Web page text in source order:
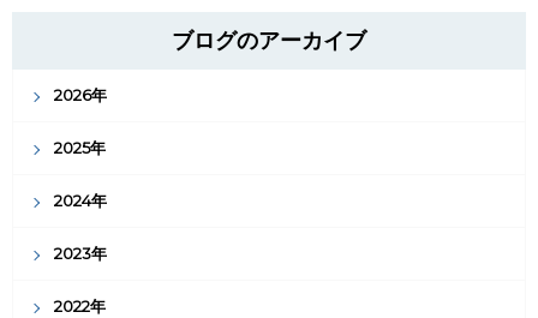
ブログのアーカイブ
2026年
2025年
2024年
2023年
2022年